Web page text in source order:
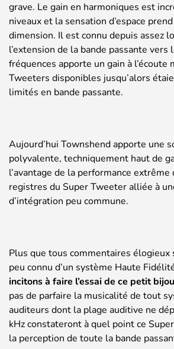
grave. Le gain en harmoniques est
niveaux et la sensation d’espace
dimension. Il est connu depuis assez
l’extension de la bande passante vers
fréquences apporte un gain à l’écoute
Tweeters disponibles jusqu’alors
limités en bande passante.
Aujourd’hui Townshend apporte une
polyvalente, techniquement haut de
l’avantage de la performance extrême
registres du Super Tweeter alliée à
d’intégration peu commune.
Plus que tous commentaires
peu connu d’un système Haute
incitons à faire l’essai de ce petit bijou
pas de parfaire la musicalité de tout
auditeurs dont la plage auditive ne
kHz constateront à quel point ce
la perception de toute la bande